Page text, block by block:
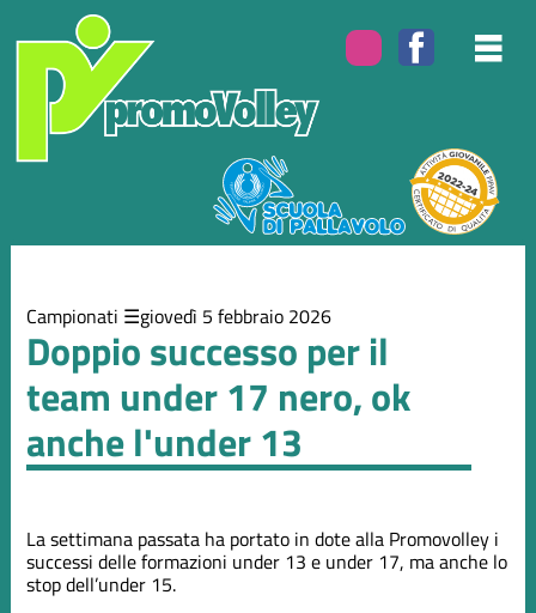
Campionati giovedì 5 febbraio 2026
Doppio successo per il
team under 17 nero, ok
anche l'under 13
La settimana passata ha portato in dote alla Promovolley i
successi delle formazioni under 13 e under 17, ma anche lo
stop dell’under 15.
argomenti
delle
notizie: